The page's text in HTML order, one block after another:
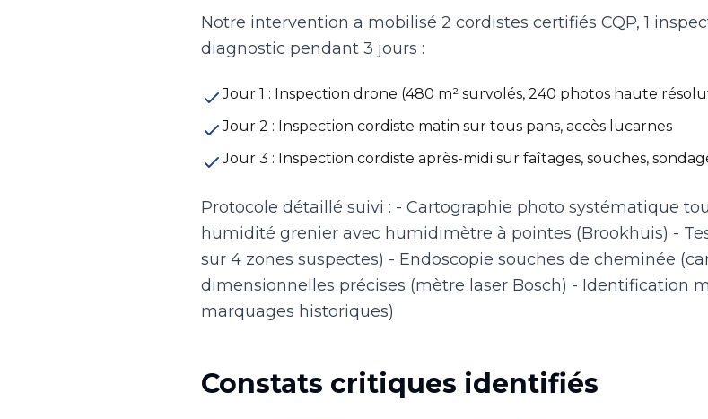
Notre intervention a mobilisé 2 cordistes certifiés CQP, 1
diagnostic pendant 3 jours :
Jour 1 : Inspection drone (480 m² survolés, 240 photos haute
Jour 2 : Inspection cordiste matin sur tous pans, accès lucarnes
Jour 3 : Inspection cordiste après-midi sur faîtages, souches,
Protocole détaillé suivi : - Cartographie photo systématique
humidité grenier avec humidimètre à pointes (Brookhuis) -
sur 4 zones suspectes) - Endoscopie souches de cheminée
dimensionnelles précises (mètre laser Bosch) - Identification
marquages historiques)
Constats critiques identifiés